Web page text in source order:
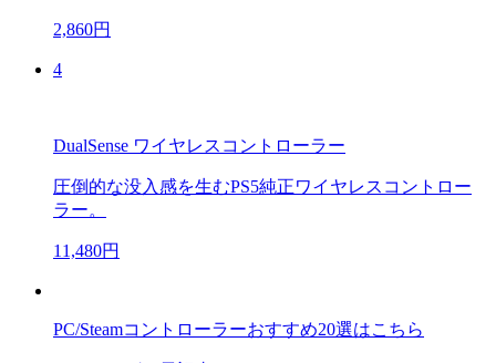
2,860円
4
DualSense ワイヤレスコントローラー
圧倒的な没入感を生むPS5純正ワイヤレスコントロー
ラー。
11,480円
PC/Steamコントローラーおすすめ20選はこちら